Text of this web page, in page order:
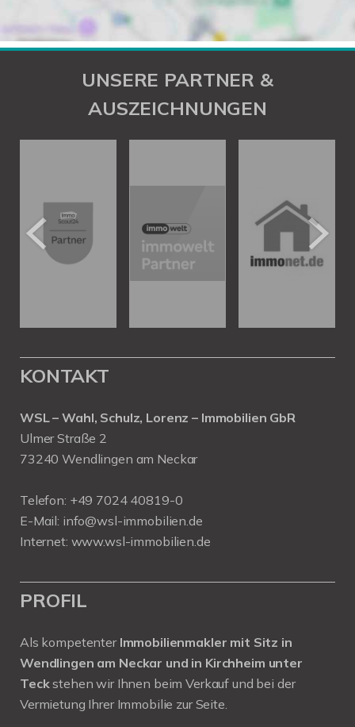
UNSERE PARTNER &
AUSZEICHNUNGEN
KONTAKT
WSL – Wahl, Schulz, Lorenz – Immobilien GbR
Ulmer Straße 2
73240 Wendlingen am Neckar
Telefon: +49 7024 40819-0
E-Mail: info@wsl-immobilien.de
Internet: www.wsl-immobilien.de
PROFIL
Als kompetenter Immobilienmakler mit Sitz in
Wendlingen am Neckar und in Kirchheim unter
Teckstehen wir Ihnen beim Verkauf und bei der
Vermietung Ihrer Immobilie zur Seite.